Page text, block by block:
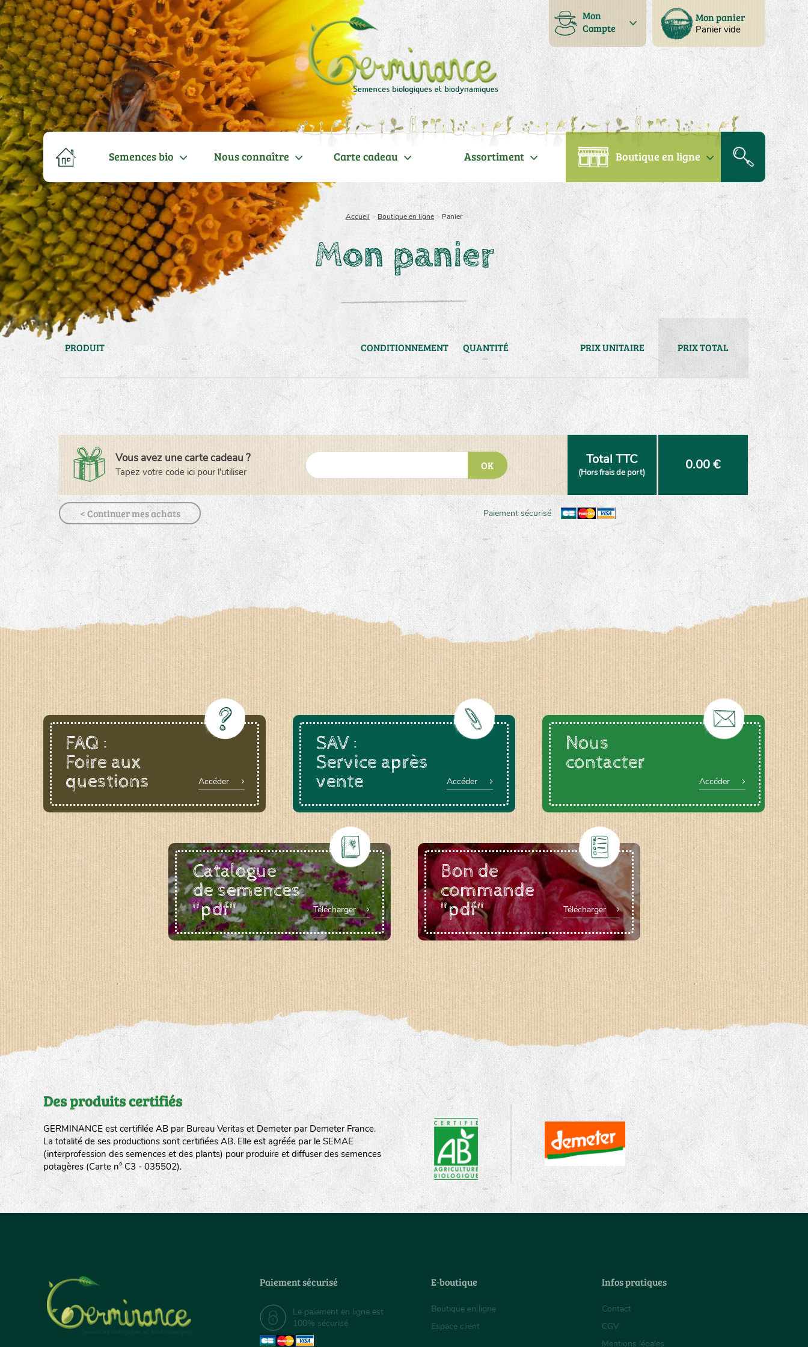
Mon panier
Panier vide
Mon
Compte
Semences bio Nous connaître Carte cadeau Assortiment Boutique en ligne
Accueil > Boutique en ligne > Panier
Mon panier
PRODUIT CONDITIONNEMENT QUANTITÉ PRIX UNITAIRE PRIX TOTAL
Vous avez une carte cadeau ?
Tapez votre code ici pour l'utiliser
OK Total TTC
(Hors frais de port) 0.00 €
< Continuer mes achats Paiement sécurisé
FAQ :
Foire aux
questions
Accéder
SAV :
Service après
vente
Accéder
Nous
contacter
Accéder
Catalogue
de semences
"pdf"
Télécharger
Bon de
commande
"pdf"
Télécharger
Des produits certifiés
GERMINANCE est certifilée AB par Bureau Veritas et Demeter par Demeter France.
La totalité de ses productions sont certifiées AB. Elle est agréée par le SEMAE
(interprofession des semences et des plants) pour produire et diffuser des semences
potagères (Carte n° C3 - 035502).
Paiement sécurisé
Le paiement en ligne est
100% sécurisé
E-boutique
Boutique en ligne
Espace client
Infos pratiques
Contact
CGV
Mentions légales